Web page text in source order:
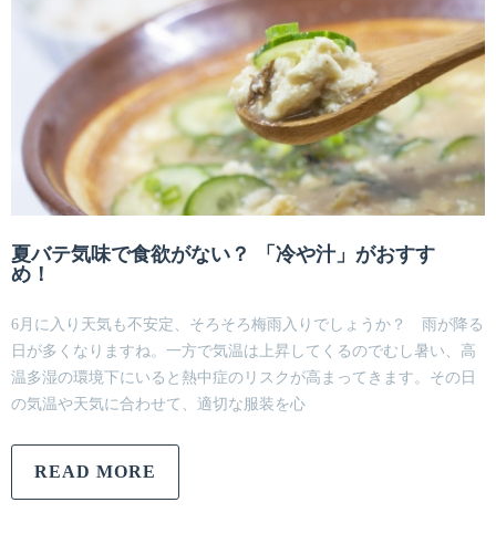
夏バテ気味で食欲がない？ 「冷や汁」がおすす
め！
6月に入り天気も不安定、そろそろ梅雨入りでしょうか？ 雨が降る
日が多くなりますね。一方で気温は上昇してくるのでむし暑い、高
温多湿の環境下にいると熱中症のリスクが高まってきます。その日
の気温や天気に合わせて、適切な服装を心
READ MORE